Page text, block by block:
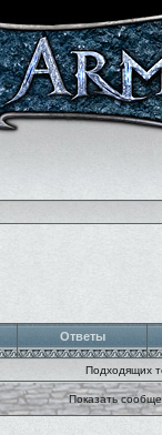
Ответы
Подходящих
Показать